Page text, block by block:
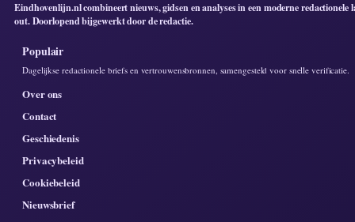
Eindhovenlijn.nl combineert nieuws, gidsen en analyses in een moderne redactionele
out. Doorlopend bijgewerkt door de redactie.
Populair
Dagelijkse redactionele briefs en vertrouwensbronnen, samengesteld voor snelle verificatie.
Over ons
Contact
Geschiedenis
Privacybeleid
Cookiebeleid
Nieuwsbrief